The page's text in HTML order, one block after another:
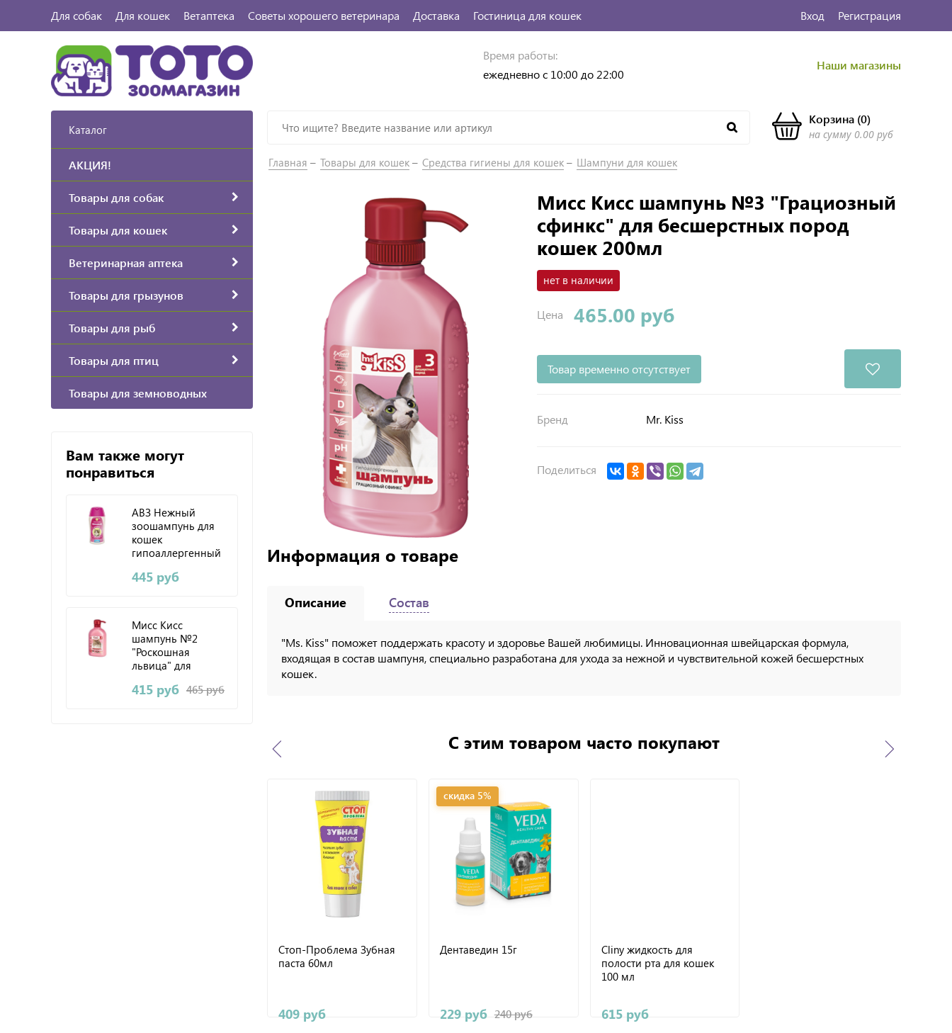
Для собак Для кошек Ветаптека Советы хорошего ветеринара Доставка Гостиница для кошек Вход Регистрация
Время работы:
ежедневно с 10:00 до 22:00
Наши магазины
Корзина(0)
на сумму 0.00 руб
Каталог
АКЦИЯ!
Товары для собак
Товары для кошек
Ветеринарная аптека
Товары для грызунов
Товары для рыб
Товары для птиц
Товары для земноводных
Вам также могут
понравиться
АВЗ Нежный
зоошампунь для
кошек
гипоаллергенный
аллатоином 180мл
445 руб
Мисс Кисс
шампунь №2
"Роскошная
львица" для
кошек 200мл
415 руб 465 руб
Главная Товары для кошек Средства гигиены для кошек Шампуни для кошек
Мисс Кисс шампунь №3 "Грациозный
сфинкс" для бесшерстных пород
кошек 200мл
нет в наличии
Цена 465.00 руб
Товар временно отсутствует
Бренд Mr. Kiss
Поделиться
Информация о товаре
Описание
"Ms. Kiss" поможет поддержать красоту и здоровье Вашей любимицы. Инновационная швейцарская формула,
входящая в состав шампуня, специально разработана для ухода за нежной и чувствительной кожей бесшерстных
кошек.
Состав
С этим товаром часто покупают
Стоп-Проблема Зубная
паста 60мл
409 руб
скидка 5%
Дентаведин 15г
229 руб 240 руб
Cliny жидкость для
полости рта для кошек
100 мл
615 руб